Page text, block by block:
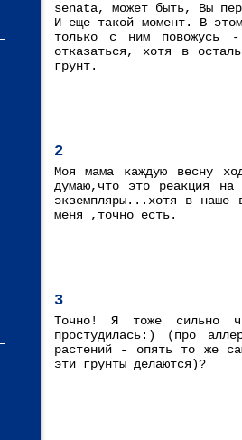
senata, может быть, Вы
И еще такой момент. В
только с ним повожусь
отказаться, хотя в
грунт.
2
Моя мама каждую весну
думаю,что это реакция
экземпляры...хотя в наше
меня ,точно есть.
3
Точно! Я тоже сильно
простудилась:) (про
растений - опять то же
эти грунты делаются)?